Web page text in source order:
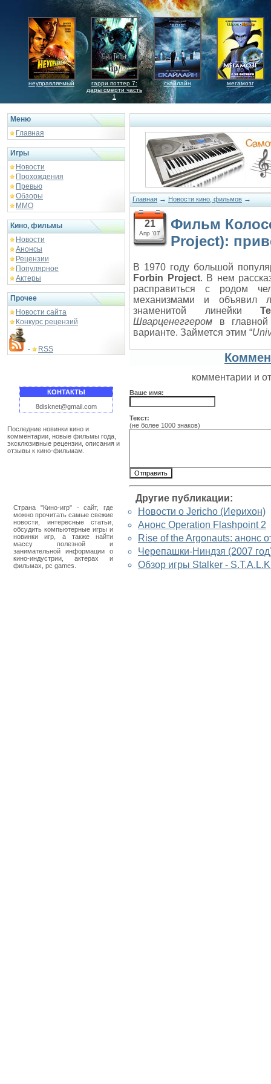
неуправляемый
гарри поттер 7:
дары смерти часть
1
скайлайн мегамозг
Меню
Главная
Игры
Новости
Прохождения
Превью
Обзоры
ММО
Кино, фильмы
Новости
Анонсы
Рецензии
Популярное
Актеры
Прочее
Новости сайта
Конкурс рецензий
- RSS
КОНТАКТЫ
8disknet@gmail.com
Последние новинки кино и
комментарии, новые фильмы года,
эксклюзивные рецензии, описания и
отзывы к кино-фильмам.
Страна "Кино-игр" - сайт, где
можно прочитать самые свежие
новости, интересные статьи,
обсудить компьютерные игры и
новинки игр, а также найти
массу полезной и
занимательной информации о
кино-индустрии, актерах и
фильмах, pc games.
Главная → Новости кино, фильмов →
21
Апр '07
Фильм
Project):
В 1970 году большой
Forbin Project. В нем
расправиться с родом
механизмами и объявил
знаменитой линейки
Шварценеггером в
варианте. Займется этим “
комментарии и
Ваше имя:
Текст:
(не более 1000 знаков)
Другие публикации:
Новости о Jericho (Иерихон)
Анонс Operation Flashpoint 2
Rise of the Argonauts: анонс
Черепашки-Ниндзя (2007
Обзор игры Stalker -